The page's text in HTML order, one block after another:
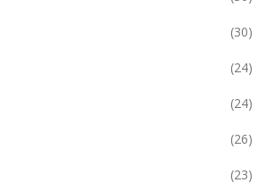
(30)
(24)
(24)
(26)
(23)